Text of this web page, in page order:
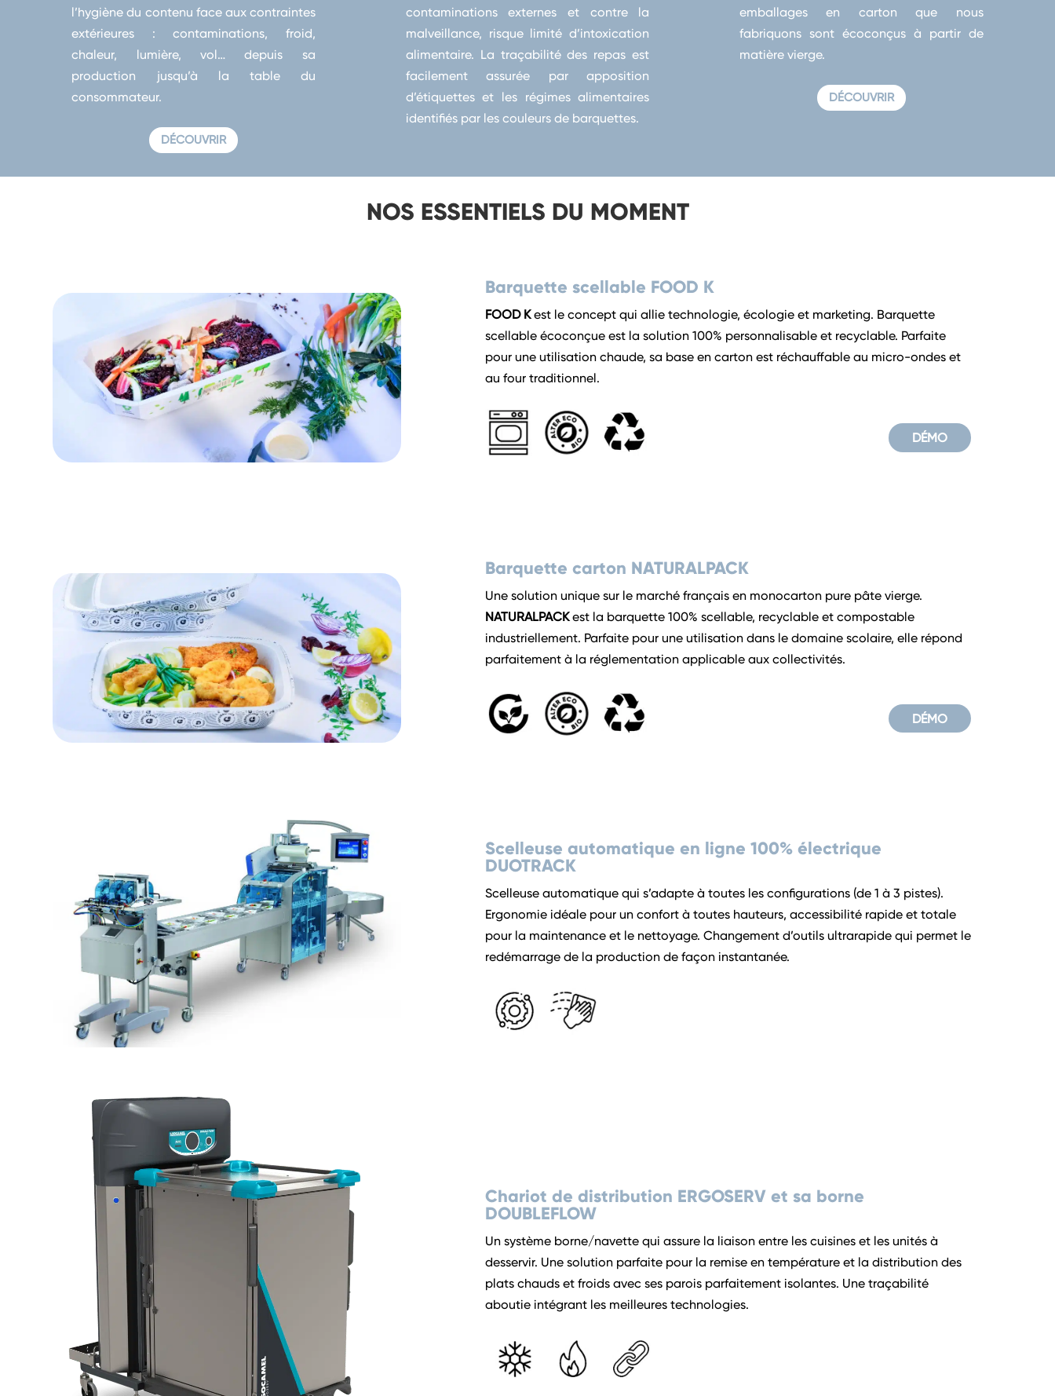
l’hygiène du contenu face aux contraintes
extérieures : contaminations, froid,
chaleur, lumière, vol… depuis sa
production jusqu’à la table du
consommateur.
DÉCOUVRIR
contaminations externes et contre la
malveillance, risque limité d’intoxication
alimentaire. La traçabilité des repas est
facilement assurée par apposition
d’étiquettes et les régimes alimentaires
identifiés par les couleurs de barquettes.
emballages en carton que nous
fabriquons sont écoconçus à partir de
matière vierge.
DÉCOUVRIR
NOS ESSENTIELS DU MOMENT
Barquette scellable FOOD K
FOOD Kest le concept qui allie technologie, écologie et marketing. Barquette
scellable écoconçue est la solution 100% personnalisable et recyclable. Parfaite
pour une utilisation chaude, sa base en carton est réchauffable au micro-ondes et
au four traditionnel.
DÉMO
Barquette carton NATURALPACK
Une solution unique sur le marché français en monocarton pure pâte vierge.
NATURALPACKest la barquette 100% scellable, recyclable et compostable
industriellement. Parfaite pour une utilisation dans le domaine scolaire, elle répond
parfaitement à la réglementation applicable aux collectivités.
DÉMO
Scelleuse automatique en ligne 100% électrique
DUOTRACK
Scelleuse automatique qui s’adapte à toutes les configurations (de 1 à 3 pistes).
Ergonomie idéale pour un confort à toutes hauteurs, accessibilité rapide et totale
pour la maintenance et le nettoyage. Changement d’outils ultrarapide qui permet le
redémarrage de la production de façon instantanée.
Chariot de distribution ERGOSERV et sa borne
DOUBLEFLOW
Un système borne/navette qui assure la liaison entre les cuisines et les unités à
desservir. Une solution parfaite pour la remise en température et la distribution des
plats chauds et froids avec ses parois parfaitement isolantes. Une traçabilité
aboutie intégrant les meilleures technologies.